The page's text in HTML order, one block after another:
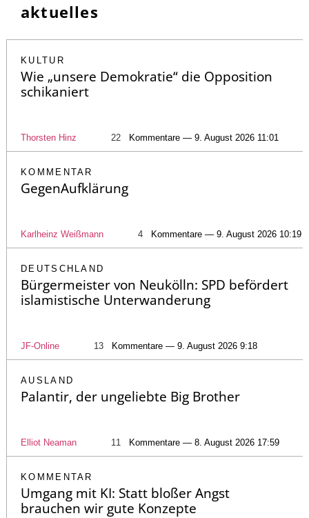
aktuelles
KULTUR
Wie „unsere Demokratie“ die Opposition
schikaniert
Thorsten Hinz 22 Kommentare — 9. August 2026 11:01
KOMMENTAR
GegenAufklärung
Karlheinz Weißmann 4 Kommentare — 9. August 2026 10:19
DEUTSCHLAND
Bürgermeister von Neukölln: SPD befördert
islamistische Unterwanderung
JF-Online 13 Kommentare — 9. August 2026 9:18
AUSLAND
Palantir, der ungeliebte Big Brother
Elliot Neaman 11 Kommentare — 8. August 2026 17:59
KOMMENTAR
Umgang mit KI: Statt bloßer Angst
brauchen wir gute Konzepte